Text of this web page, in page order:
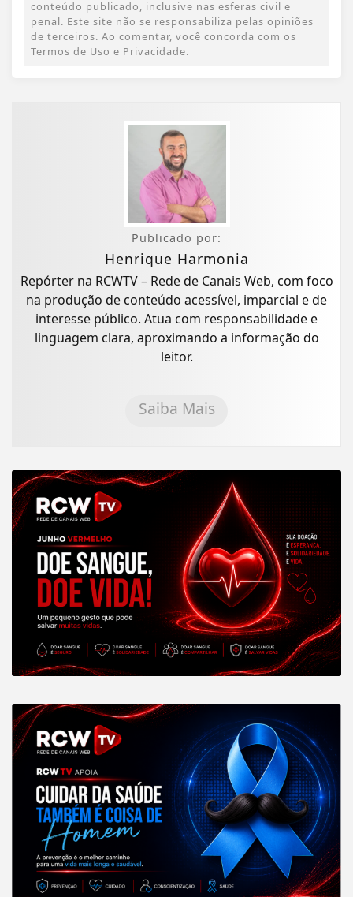
conteúdo publicado, inclusive nas esferas civil e
penal. Este site não se responsabiliza pelas opiniões
de terceiros. Ao comentar, você concorda com os
Termos de Uso e Privacidade.
Publicado por:
Henrique Harmonia
Repórter na RCWTV – Rede de Canais Web, com foco
na produção de conteúdo acessível, imparcial e de
interesse público. Atua com responsabilidade e
linguagem clara, aproximando a informação do
leitor.
Saiba Mais